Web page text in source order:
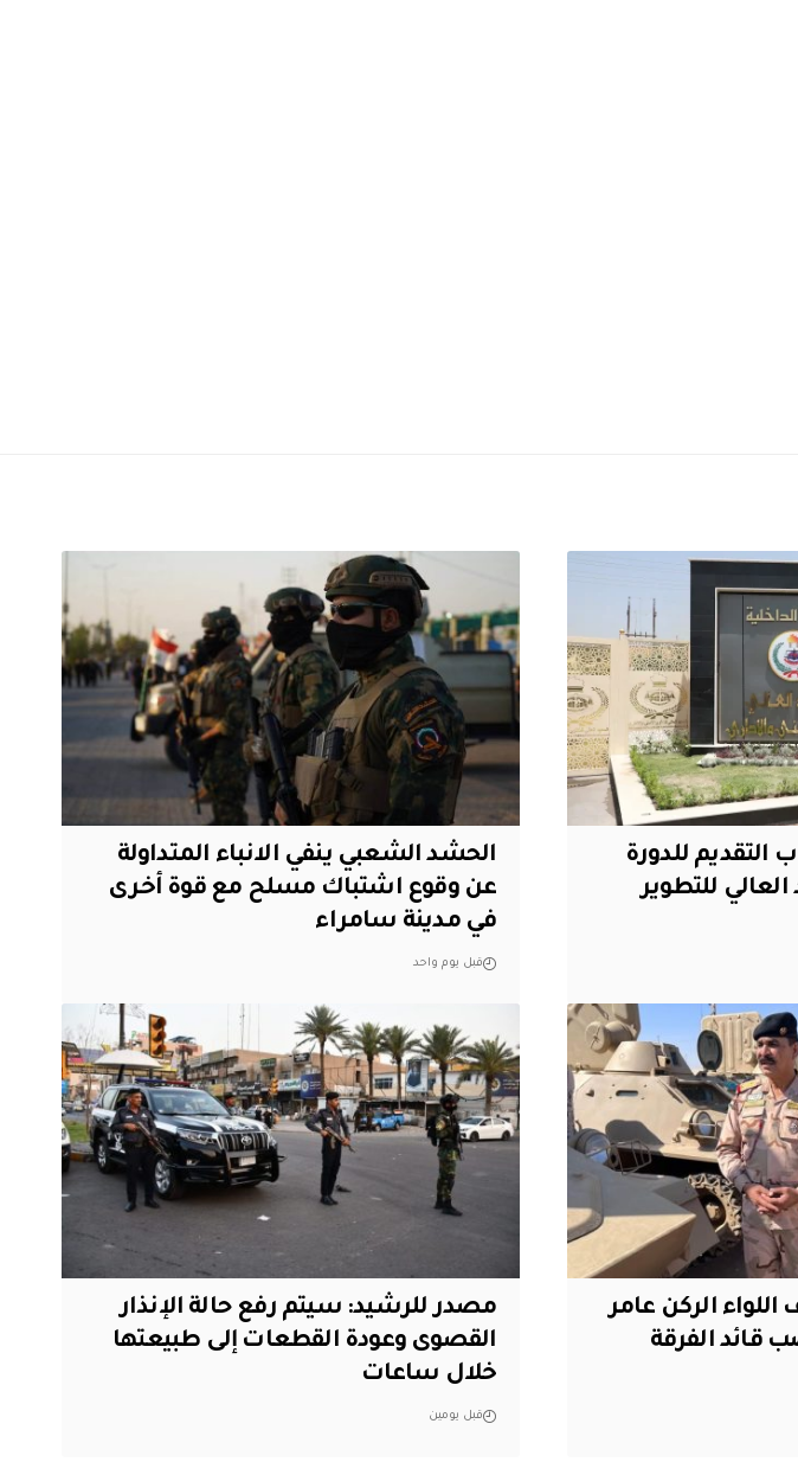
التقديم للدورة
العالي للتطوير
الحشد الشعبي ينفي الانباء المتداولة
عن وقوع اشتباك مسلح مع قوة أخرى
في مدينة سامراء
قبل يوم واحد
الركن عامر
الفرقة
مصدر للرشيد: سيتم رفع حالة الإنذار
القصوى وعودة القطعات إلى طبيعتها
خلال ساعات
قبل يومين